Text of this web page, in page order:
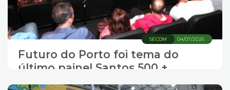
04/07/2026
SECOM
Futuro do Porto foi tema do
último painel Santos 500 +